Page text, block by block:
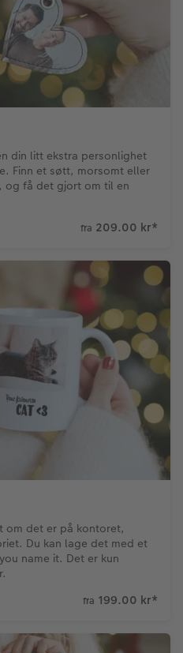
din litt ekstra personlighet
Finn et søtt, morsomt eller
og få det gjort om til en
fra 209.00 kr*
om det er på kontoret,
Du kan lage det med et
name it. Det er kun
fra 199.00 kr*